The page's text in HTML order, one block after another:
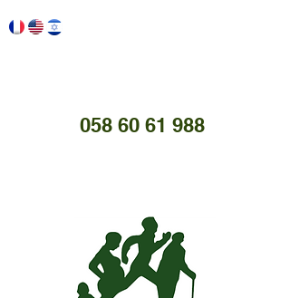
058 60 61 988